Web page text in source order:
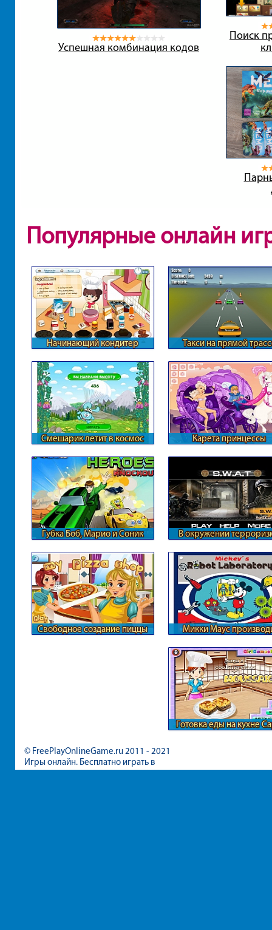
Успешная комбинация кодов
Поиск
Популярные онлайн
Начинающий кондитер Такси на прямой
Смешарик летит в космос Карета принцессы
Губка Боб, Марио и Соник В окружении
Свободное создание пиццы
Микки Маус
Готовка еды на кухне
© FreePlayOnlineGame.ru 2011 - 2021
Игры онлайн. Бесплатно играть в
игры для девочек и мальчиков